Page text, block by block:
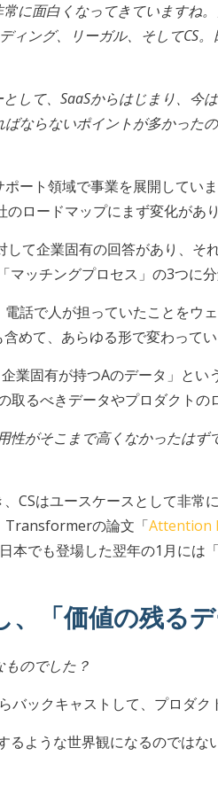
常に面白くなってきていますね
ィング、リーガル、そしてCS
して、SaaSからはじまり、
ならないポイントが多かった
ート領域で事業を展開してい
ロードマップにまず変化があり
て企業固有の回答があり、
ッチングプロセス」の3つに分
話で人が担っていたことをウ
めて、あらゆる形で変わってい
業固有が持つAのデータ」と
るべきデータやプロダクトの
性がそこまで高くなかったは
CSはユースケースとして非
Transformerの論文「Attention
本でも登場した翌年の1月には
「価値の残る
のでした？
バックキャストして、プロダ
ような世界観になるのでは